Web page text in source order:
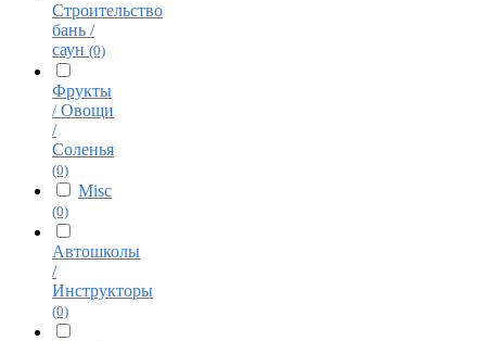
Строительство
бань /
саун (0)
Фрукты
/ Овощи
/
Соленья
(0)
Misc
(0)
Автошколы
/
Инструкторы
(0)